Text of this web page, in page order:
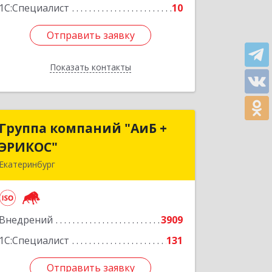
1С:Специалист
10
Отправить заявку
Показать контакты
Отправить заявку
Назад
Группа компаний "АиБ +
Екатеринбург
Внедрений
3909
1С:Специалист
131
Отправить заявку
Группа компаний "АиБ +
Екатеринбург г, Луначарского ул, дом
Подробнее
Отправить заявку